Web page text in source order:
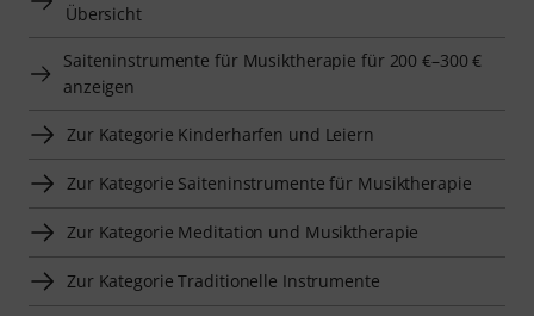
Übersicht
Saiteninstrumente für Musiktherapie für 200 €–300 €
anzeigen
Zur Kategorie Kinderharfen und Leiern
Zur Kategorie Saiteninstrumente für Musiktherapie
Zur Kategorie Meditation und Musiktherapie
Zur Kategorie Traditionelle Instrumente